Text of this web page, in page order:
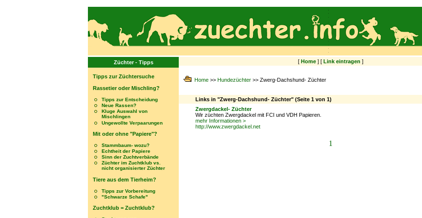
Züchter - Tipps
Tipps zur Züchtersuche
Rassetier oder Mischling?
Tipps zur Entscheidung
Neue Rassen?
Kluge Auswahl von
Mischlingen
Ungewollte Verpaarungen
Mit oder ohne "Papiere"?
Stammbaum- wozu?
Echtheit der Papiere
Sinn der Zuchtverbände
Züchter im Zuchtklub vs.
nicht organisierter Züchter
Tiere aus dem Tierheim?
Tipps zur Vorbereitung
"Schwarze Schafe"
Zuchtklub = Zuchtklub?
[ Home] [ Link eintragen ]
Home >> Hundezüchter >> Zwerg-Dachshund- Züchter
Links in "Zwerg-Dachshund- Züchter" (Seite 1 von 1)
Zwergdackel- Züchter
Wir züchten Zwergdackel mit FCI und VDH Papieren.
mehr Informationen >
http://www.zwergdackel.net
1